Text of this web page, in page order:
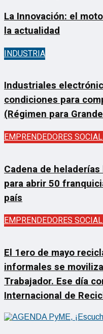
La Innovación: el
la actualidad
INDUSTRIA
Industriales
condiciones para
(Régimen para
EMPRENDEDORES
Cadena de
para abrir 50
país
EMPRENDEDORES
El 1ero de mayo
informales se
Trabajador. Ese día
Internacional de